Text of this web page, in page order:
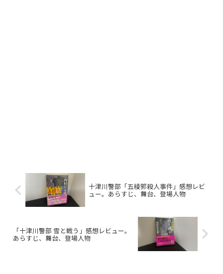
十津川警部「五稜郭殺人事件」感想レビ
ュー。あらすじ、舞台、登場人物
「十津川警部 雪と戦う」感想レビュー。
あらすじ、舞台、登場人物